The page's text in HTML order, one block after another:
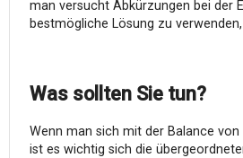
man versucht Abkürzungen bei der
bestmögliche Lösung zu
Was sollten Sie tun?
Wenn man sich mit der Balance
ist es wichtig sich die